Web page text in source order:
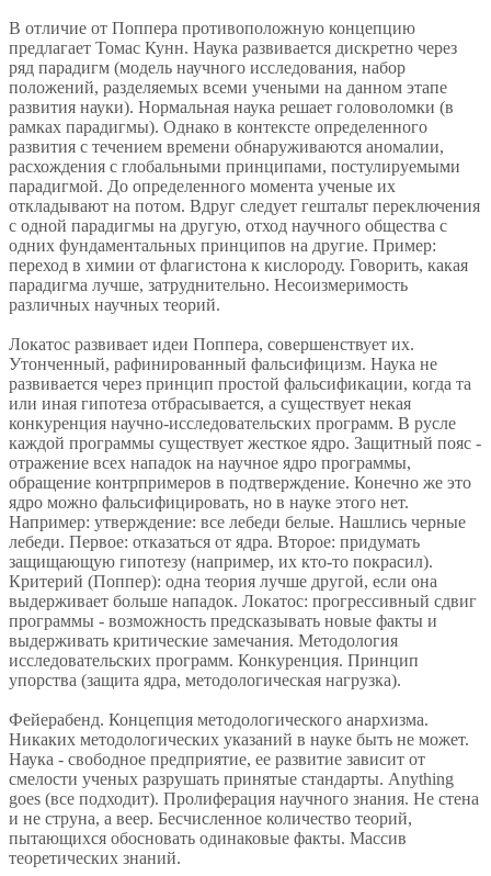
В отличие от Поппера противоположную концепцию
предлагает Томас Кунн. Наука развивается дискретно через
ряд парадигм (модель научного исследования, набор
положений, разделяемых всеми учеными на данном этапе
развития науки). Нормальная наука решает головоломки (в
рамках парадигмы). Однако в контексте определенного
развития с течением времени обнаруживаются аномалии,
расхождения с глобальными принципами, постулируемыми
парадигмой. До определенного момента ученые их
откладывают на потом. Вдруг следует гештальт переключения
с одной парадигмы на другую, отход научного общества с
одних фундаментальных принципов на другие. Пример:
переход в химии от флагистона к кислороду. Говорить, какая
парадигма лучше, затруднительно. Несоизмеримость
различных научных теорий.
Локатос развивает идеи Поппера, совершенствует их.
Утонченный, рафинированный фальсифицизм. Наука не
развивается через принцип простой фальсификации, когда та
или иная гипотеза отбрасывается, а существует некая
конкуренция научно-исследовательских программ. В русле
каждой программы существует жесткое ядро. Защитный пояс -
отражение всех нападок на научное ядро программы,
обращение контрпримеров в подтверждение. Конечно же это
ядро можно фальсифицировать, но в науке этого нет.
Например: утверждение: все лебеди белые. Нашлись черные
лебеди. Первое: отказаться от ядра. Второе: придумать
защищающую гипотезу (например, их кто-то покрасил).
Критерий (Поппер): одна теория лучше другой, если она
выдерживает больше нападок. Локатос: прогрессивный сдвиг
программы - возможность предсказывать новые факты и
выдерживать критические замечания. Методология
исследовательских программ. Конкуренция. Принцип
упорства (защита ядра, методологическая нагрузка).
Фейерабенд. Концепция методологического анархизма.
Никаких методологических указаний в науке быть не может.
Наука - свободное предприятие, ее развитие зависит от
смелости ученых разрушать принятые стандарты. Anything
goes (все подходит). Пролиферация научного знания. Не стена
и не струна, а веер. Бесчисленное количество теорий,
пытающихся обосновать одинаковые факты. Массив
теоретических знаний.